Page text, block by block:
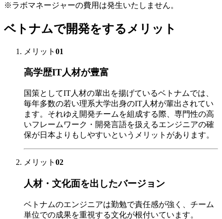
※ラボマネージャーの費用は発生いたしません。
ベトナムで開発をするメリット
メリット 01
高学歴IT人材が豊富
国策としてIT人材の輩出を揚げているベトナムでは、
毎年多数の若い理系大学出身のIT人材が輩出されてい
ます。それゆえ開発チームを組成する際、専門性の高
いフレームワーク・開発言語を扱えるエンジニアの確
保が日本よりもしやすいというメリットがあります。
メリット 02
人材・文化面を出したバージョン
ベトナムのエンジニアは勤勉で責任感が強く、チーム
単位での成果を重視する文化が根付いています。